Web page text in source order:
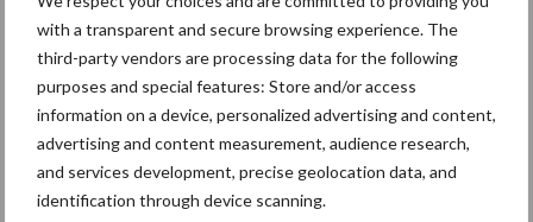
with a transparent and secure browsing experience. The
third-party vendors are processing data for the following
purposes and special features: Store and/or access
information on a device, personalized advertising and content,
advertising and content measurement, audience research,
and services development, precise geolocation data, and
identification through device scanning.
de opbrengst van de kuikens.